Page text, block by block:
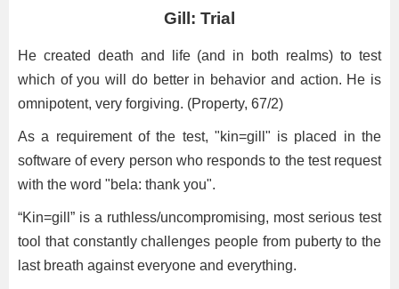
Gill: Trial
He created death and life (and in both realms) to test
which of you will do better in behavior and action. He is
omnipotent, very forgiving. (Property, 67/2)
As a requirement of the test, "kin=gill" is placed in the
software of every person who responds to the test request
with the word "bela: thank you".
“Kin=gill” is a ruthless/uncompromising, most serious test
tool that constantly challenges people from puberty to the
last breath against everyone and everything.